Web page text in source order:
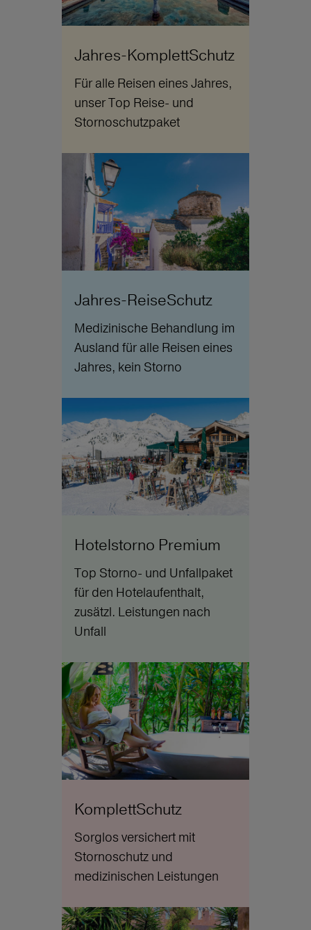
Jahres-KomplettSchutz
Für alle Reisen eines Jahres,
unser Top Reise- und
Stornoschutzpaket
Jahres-ReiseSchutz
Medizinische Behandlung im
Ausland für alle Reisen eines
Jahres, kein Storno
Hotelstorno Premium
Top Storno- und Unfallpaket
für den Hotelaufenthalt,
zusätzl. Leistungen nach
Unfall
KomplettSchutz
Sorglos versichert mit
Stornoschutz und
medizinischen Leistungen